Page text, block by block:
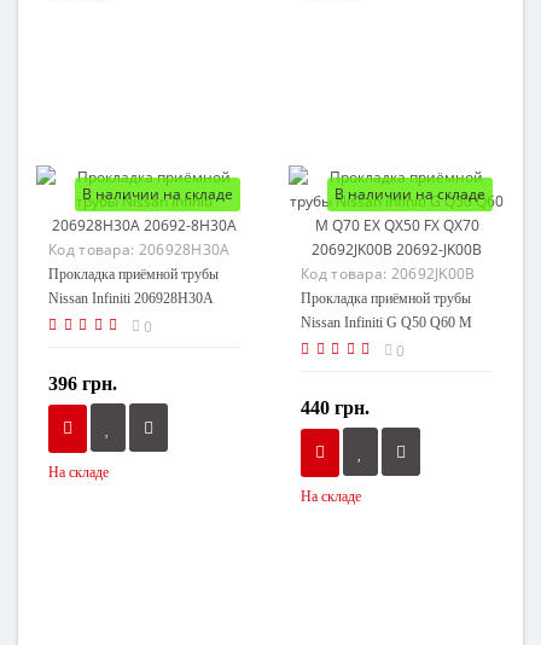
В наличии на складе
Код товара: 206928H30A
Прокладка приёмной трубы
Nissan Infiniti 206928H30A
20692-8H30A
0
396 грн.
На складе
В наличии на складе
Код товара: 20692JK00B
Прокладка приёмной трубы
Nissan Infiniti G Q50 Q60 M
Q70 EX QX50 FX QX70
0
440 грн.
На складе